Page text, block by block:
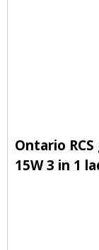
Ontario
15W 3 in 1